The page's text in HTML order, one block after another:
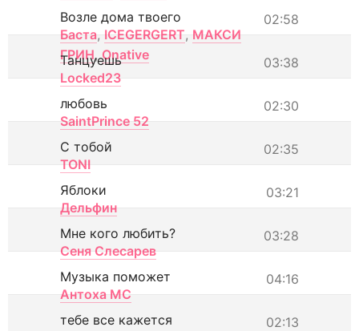
02:58
Возле дома твоего
Баста, ICEGERGERT, МАКСИ
ГРИН, Onative 03:38
Танцуешь
Locked23
02:30
любовь
SaintPrince 52
02:35
С тобой
TONI
03:21
Яблоки
Дельфин
03:28
Мне кого любить?
Сеня Слесарев
04:16
Музыка поможет
Антоха МС
02:13
тебе все кажется